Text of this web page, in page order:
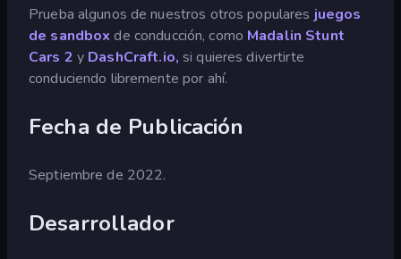
Prueba algunos de nuestros otros populares juegos
de sandbox de conducción, como Madalin Stunt
Cars 2 y DashCraft.io, si quieres divertirte
conduciendo libremente por ahí.
Fecha de Publicación
Septiembre de 2022.
Desarrollador